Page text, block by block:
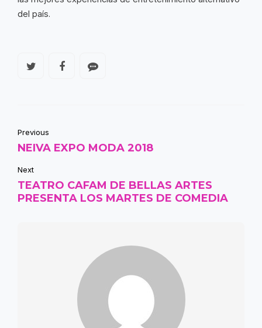
del país.
Previous
NEIVA EXPO MODA 2018
Next
TEATRO CAFAM DE BELLAS ARTES
PRESENTA LOS MARTES DE COMEDIA